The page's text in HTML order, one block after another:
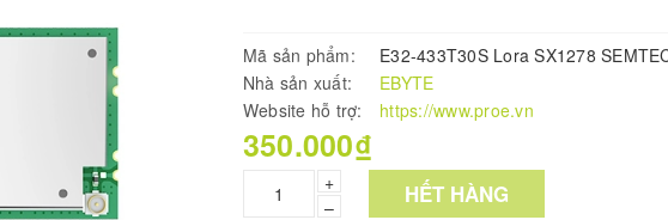
Mã sản phẩm:
E32-433T30S Lora SX1278
Nhà sản xuất:
EBYTE
Website hỗ trợ:
https://www.proe.vn
350.000₫
+
–
HẾT HÀNG